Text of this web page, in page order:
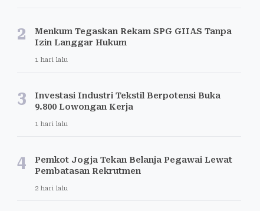
2
Menkum Tegaskan Rekam SPG GIIAS Tanpa
Izin Langgar Hukum
1 hari lalu
3
Investasi Industri Tekstil Berpotensi Buka
9.800 Lowongan Kerja
1 hari lalu
4
Pemkot Jogja Tekan Belanja Pegawai Lewat
Pembatasan Rekrutmen
2 hari lalu